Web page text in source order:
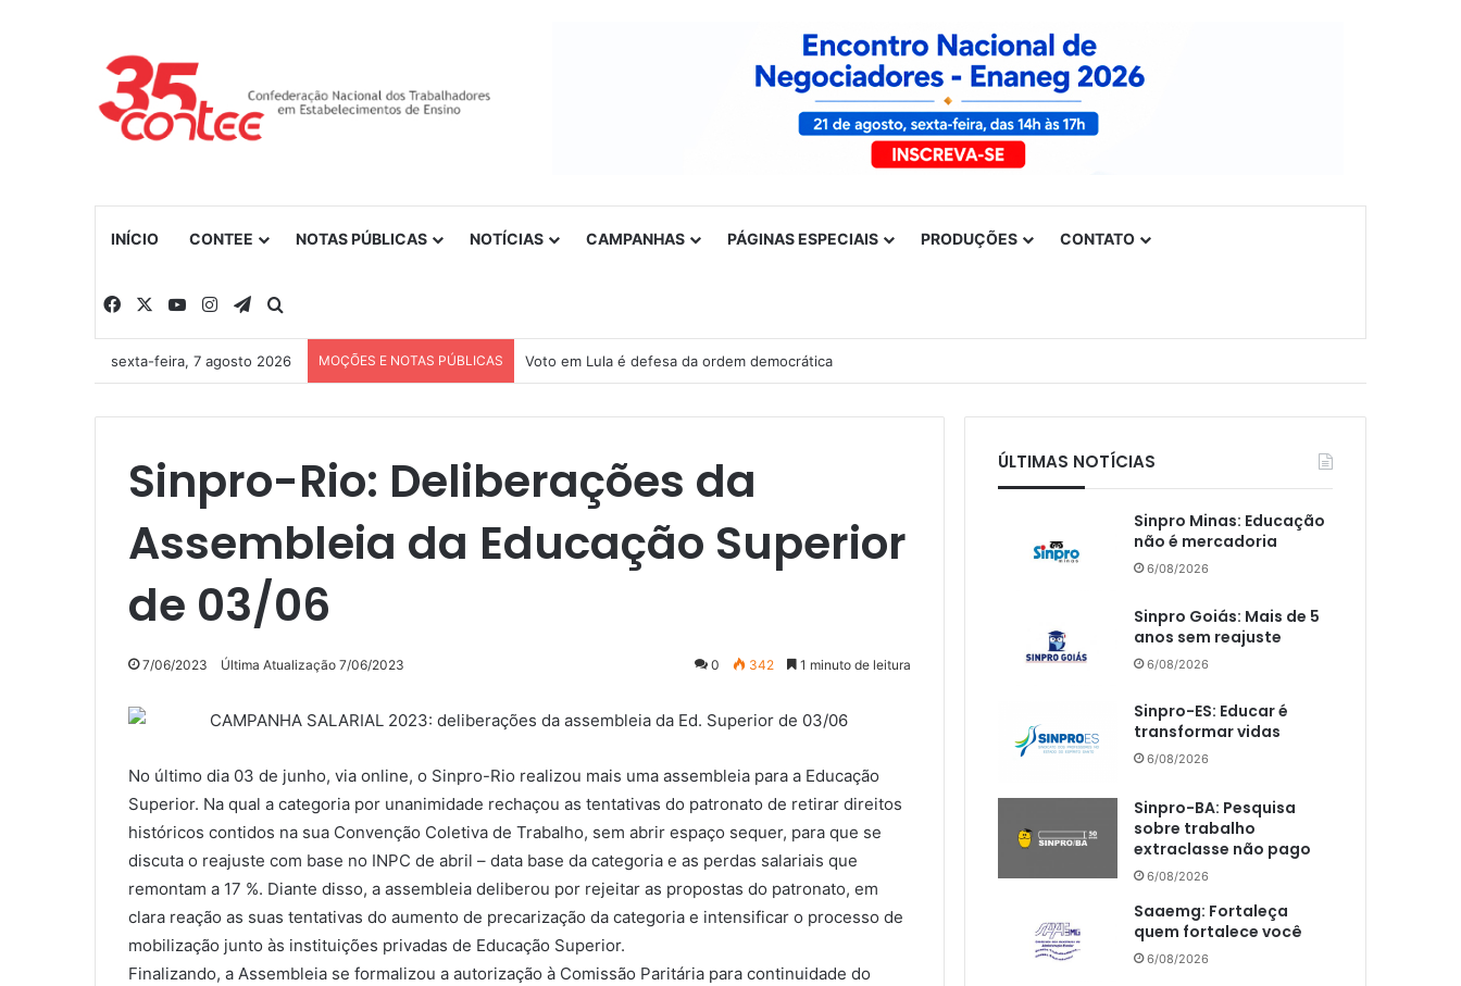
INÍCIO CONTEE NOTAS PÚBLICAS NOTÍCIAS CAMPANHAS PÁGINAS ESPECIAIS PRODUÇÕES CONTATO
Facebook YouTubeInstagramTelegram
sexta-feira, 7 agosto 2026 MOÇÕES E NOTAS PÚBLICAS Voto em Lula é defesa da ordem democrática
Sinpro-Rio: Deliberações da
Assembleia da Educação Superior
de 03/06
7/06/2023 Última Atualização 7/06/2023 0 342 1 minuto de leitura
No último dia 03 de junho, via online, o Sinpro-Rio realizou mais uma assembleia para a Educação
Superior. Na qual a categoria por unanimidade rechaçou as tentativas do patronato de retirar direitos
históricos contidos na sua Convenção Coletiva de Trabalho, sem abrir espaço sequer, para que se
discuta o reajuste com base no INPC de abril – data base da categoria e as perdas salariais que
remontam a 17 %. Diante disso, a assembleia deliberou por rejeitar as propostas do patronato, em
clara reação as suas tentativas do aumento de precarização da categoria e intensificar o processo de
mobilização junto às instituições privadas de Educação Superior.
Finalizando, a Assembleia se formalizou a autorização à Comissão Paritária para continuidade do
ÚLTIMAS NOTÍCIAS
Sinpro Minas: Educação
não é mercadoria
6/08/2026
Sinpro Goiás: Mais de 5
anos sem reajuste
6/08/2026
Sinpro-ES: Educar é
transformar vidas
6/08/2026
Sinpro-BA: Pesquisa
sobre trabalho
extraclasse não pago
6/08/2026
Saaemg: Fortaleça
quem fortalece você
6/08/2026